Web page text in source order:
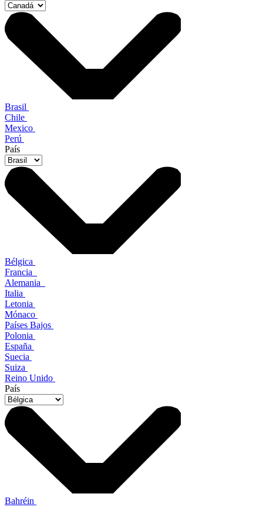
Brasil
Chile
Mexico
Perú
País
Bélgica
Francia
Alemania
Italia
Letonia
Mónaco
Países Bajos
Polonia
España
Suecia
Suiza
Reino Unido
País
Bahréin